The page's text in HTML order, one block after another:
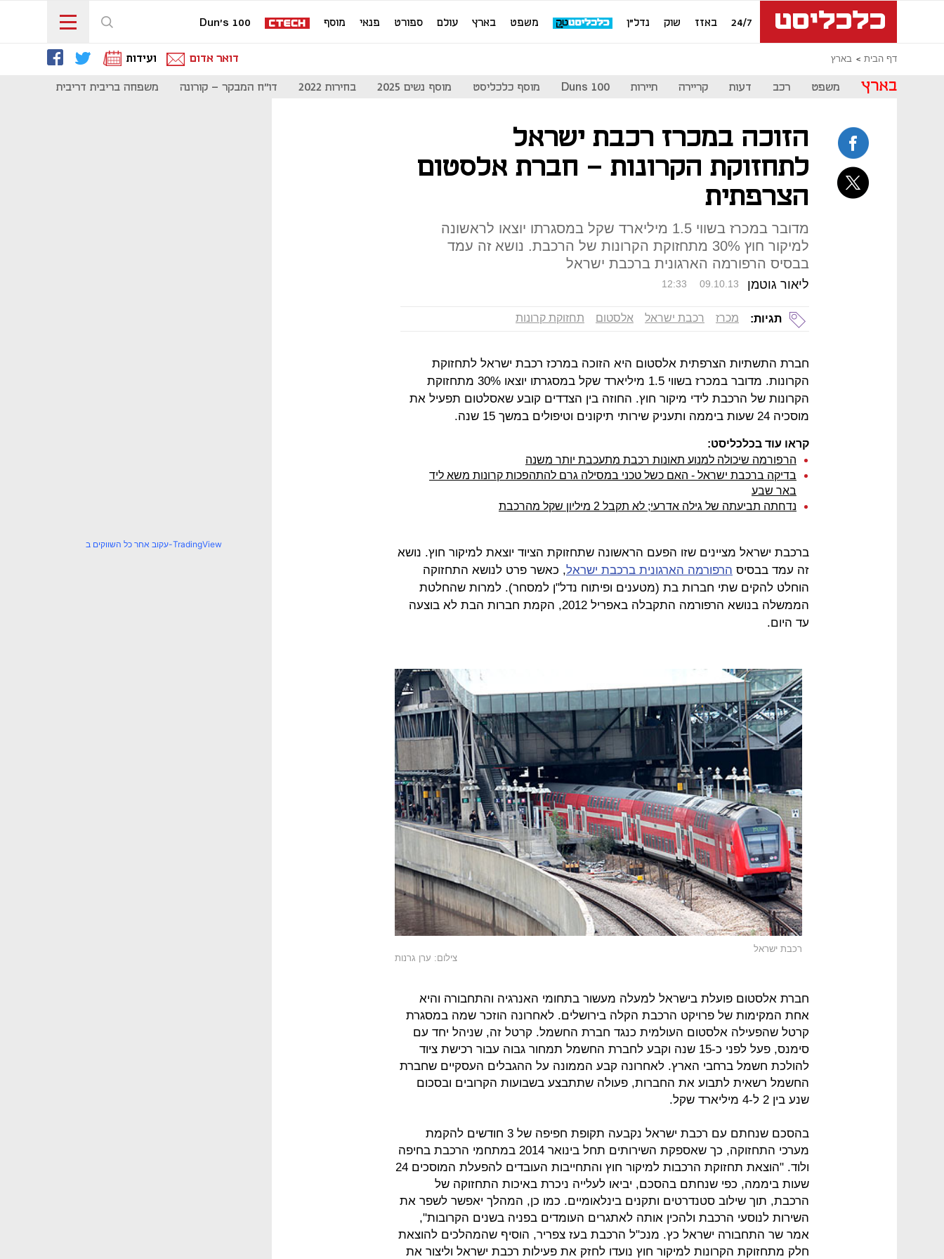
24/7 באזז שוק נדל"ן משפט בארץ עולם ספורט פנאי מוסף Dun's 100
דף הבית בארץ דואר אדום ועידות
בארץ משפט רכב דעות קריירה תיירות Duns 100 מוסף כלכליסט מוסף נשים 2025 בחירות 2022 דו"ח המבקר - קורונה משפחה בריבית דריבית
הזוכה במכרז רכבת ישראל
לתחזוקת הקרונות - חברת אלסטום
הצרפתית
מדובר במכרז בשווי 1.5 מיליארד שקל במסגרתו יוצאו לראשונה
למיקור חוץ 30% מתחזוקת הקרונות של הרכבת. נושא זה עמד
בבסיס הרפורמה הארגונית ברכבת ישראל
ליאור גוטמן 12:33 09.10.13
תגיות: מכרז רכבת ישראל אלסטום תחזוקת קרונות
חברת התשתיות הצרפתית אלסטום היא הזוכה במרכז רכבת ישראל לתחזוקת
הקרונות. מדובר במכרז בשווי 1.5 מיליארד שקל במסגרתו יוצאו 30% מתחזוקת
הקרונות של הרכבת לידי מיקור חוץ. החוזה בין הצדדים קובע שאסלטום תפעיל את
מוסכיה 24 שעות ביממה ותעניק שירותי תיקונים וטיפולים במשך 15 שנה.
קראו עוד בכלכליסט:
הרפורמה שיכולה למנוע תאונות רכבת מתעכבת יותר משנה
בדיקה ברכבת ישראל - האם כשל טכני במסילה גרם להתהפכות קרונות משא ליד
באר שבע
נדחתה תביעתה של גילה אדרעי; לא תקבל 2 מיליון שקל מהרכבת
ברכבת ישראל מציינים שזו הפעם הראשונה שתחזוקת הציוד יוצאת למיקור חוץ. נושא
זה עמד בבסיס הרפורמה הארגונית ברכבת ישראל, כאשר פרט לנושא התחזוקה
הוחלט להקים שתי חברות בת (מטענים ופיתוח נדל"ן למסחר). למרות שהחלטת
הממשלה בנושא הרפורמה התקבלה באפריל 2012, הקמת חברות הבת לא בוצעה
עד היום.
רכבת ישראל
צילום: ערן גרנות
חברת אלסטום פועלת בישראל למעלה מעשור בתחומי האנרגיה והתחבורה והיא
אחת המקימות של פרויקט הרכבת הקלה בירושלים. לאחרונה הוזכר שמה במסגרת
קרטל שהפעילה אלסטום העולמית כנגד חברת החשמל. קרטל זה, שניהל יחד עם
סימנס, פעל לפני כ-15 שנה וקבע לחברת החשמל תמחור גבוה עבור רכישת ציוד
להולכת חשמל ברחבי הארץ. לאחרונה קבע הממונה על ההגבלים העסקיים שחברת
החשמל רשאית לתבוע את החברות, פעולה שתתבצע בשבועות הקרובים ובסכום
שנע בין 2 ל-4 מיליארד שקל.
בהסכם שנחתם עם רכבת ישראל נקבעה תקופת חפיפה של 3 חודשים להקמת
מערכי התחזוקה, כך שאספקת השירותים תחל בינואר 2014 במתחמי הרכבת בחיפה
ולוד. "הוצאת תחזוקת הרכבות למיקור חוץ והתחייבות העובדים להפעלת המוסכים 24
שעות ביממה, כפי שנחתם בהסכם, יביאו לעלייה ניכרת באיכות התחזוקה של
הרכבת, תוך שילוב סטנדרטים ותקנים בינלאומיים. כמו כן, המהלך יאפשר לשפר את
השירות לנוסעי הרכבת ולהכין אותה לאתגרים העומדים בפניה בשנים הקרובות",
אמר שר התחבורה ישראל כץ. מנכ"ל הרכבת בעז צפריר, הוסיף שהמהלכים להוצאת
חלק מתחזוקת הקרונות למיקור חוץ נועדו לחזק את פעילות רכבת ישראל וליצור את
עקוב אחר כל השווקים ב-TradingView